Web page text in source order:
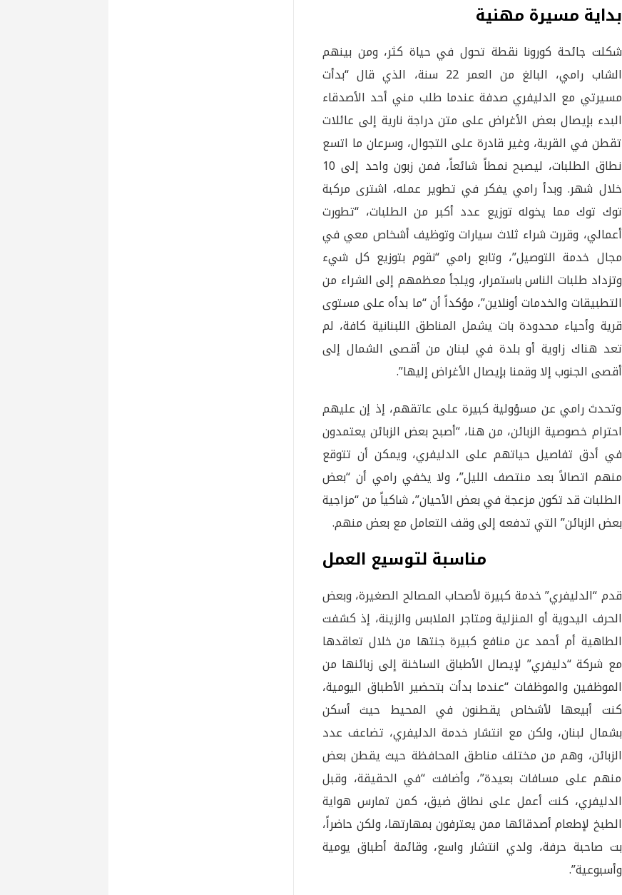
بداية مسيرة مهنية
شكلت جائحة كورونا نقطة تحول في حياة كثر، ومن بينهم
الشاب رامي، البالغ من العمر 22 سنة، الذي قال “بدأت
مسيرتي مع الدليفري صدفة عندما طلب مني أحد الأصدقاء
البدء بإيصال بعض الأغراض على متن دراجة نارية إلى عائلات
تقطن في القرية، وغير قادرة على التجوال، وسرعان ما اتسع
نطاق الطلبات، ليصبح نمطاً شائعاً، فمن زبون واحد إلى 10
خلال شهر. وبدأ رامي يفكر في تطوير عمله، اشترى مركبة
توك توك مما يخوله توزيع عدد أكبر من الطلبات، “تطورت
أعمالي، وقررت شراء ثلاث سيارات وتوظيف أشخاص معي في
مجال خدمة التوصيل”، وتابع رامي “نقوم بتوزيع كل شيء
وتزداد طلبات الناس باستمرار، ويلجأ معظمهم إلى الشراء من
التطبيقات والخدمات أونلاين”، مؤكداً أن “ما بدأه على مستوى
قرية وأحياء محدودة بات يشمل المناطق اللبنانية كافة، لم
تعد هناك زاوية أو بلدة في لبنان من أقصى الشمال إلى
أقصى الجنوب إلا وقمنا بإيصال الأغراض إليها”.
وتحدث رامي عن مسؤولية كبيرة على عاتقهم، إذ إن عليهم
احترام خصوصية الزبائن، من هنا، “أصبح بعض الزبائن يعتمدون
في أدق تفاصيل حياتهم على الدليفري، ويمكن أن تتوقع
منهم اتصالاً بعد منتصف الليل”، ولا يخفي رامي أن “بعض
الطلبات قد تكون مزعجة في بعض الأحيان”، شاكياً من “مزاجية
بعض الزبائن” التي تدفعه إلى وقف التعامل مع بعض منهم.
مناسبة لتوسيع العمل
قدم “الدليفري” خدمة كبيرة لأصحاب المصالح الصغيرة، وبعض
الحرف اليدوية أو المنزلية ومتاجر الملابس والزينة، إذ كشفت
الطاهية أم أحمد عن منافع كبيرة جنتها من خلال تعاقدها
مع شركة “دليفري” لإيصال الأطباق الساخنة إلى زبائنها من
الموظفين والموظفات “عندما بدأت بتحضير الأطباق اليومية،
كنت أبيعها لأشخاص يقطنون في المحيط حيث أسكن
بشمال لبنان، ولكن مع انتشار خدمة الدليفري، تضاعف عدد
الزبائن، وهم من مختلف مناطق المحافظة حيث يقطن بعض
منهم على مسافات بعيدة”، وأضافت “في الحقيقة، وقبل
الدليفري، كنت أعمل على نطاق ضيق، كمن تمارس هواية
الطبخ لإطعام أصدقائها ممن يعترفون بمهارتها، ولكن حاضراً،
بت صاحبة حرفة، ولدي انتشار واسع، وقائمة أطباق يومية
وأسبوعية”.